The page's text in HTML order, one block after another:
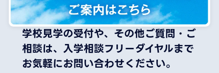
学校見学の受付や、その他ご質問・ご
相談は、 入学相談フリーダイヤルまで
お気軽にお問い合わせください。